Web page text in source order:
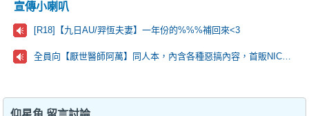
宣傳小喇叭
[R18]【九日AU/羿恆夫妻】一年份的%%%補回來<3
全員向【厭世醫師阿萬】同人本，內含各種惡搞內容，首販NICE場D42~!